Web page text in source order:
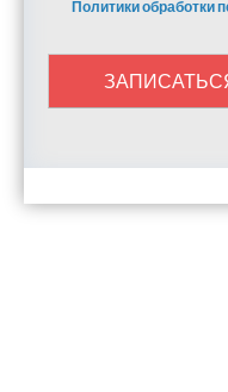
Политики обработки